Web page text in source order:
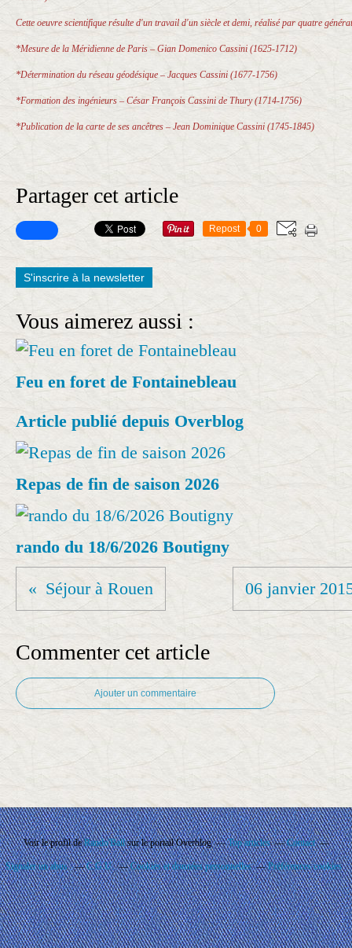
Cette oeuvre scientifique résulte d'un travail d'un siècle et demi, réalisé par quatre
*Mesure de la Méridienne de Paris – Gian Domenico Cassini (1625-1712)
*Détermination du réseau géodésique – Jacques Cassini (1677-1756)
*Formation des ingénieurs – César François Cassini de Thury (1714-1756)
*Publication de la carte de ses ancêtres – Jean Dominique Cassini (1745-1845)
Partager cet article
Repost 0
S'inscrire à la newsletter
Vous aimerez aussi :
Feu en foret de Fontainebleau
Article publié depuis Overblog
Repas de fin de saison 2026
rando du 18/6/2026 Boutigny
Séjour à Rouen 06 janvier
Commenter cet article
Ajouter un commentaire
Voir le profil deRando'Ballsur le portail Overblog Top articles Contact
Signaler un abus C.G.U. Cookies et données personnelles Préférences cookies